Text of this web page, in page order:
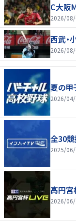
C大阪
2026/
西武・
2026/
夏の甲
2026/
全30競
2025/
高円宮
2026/